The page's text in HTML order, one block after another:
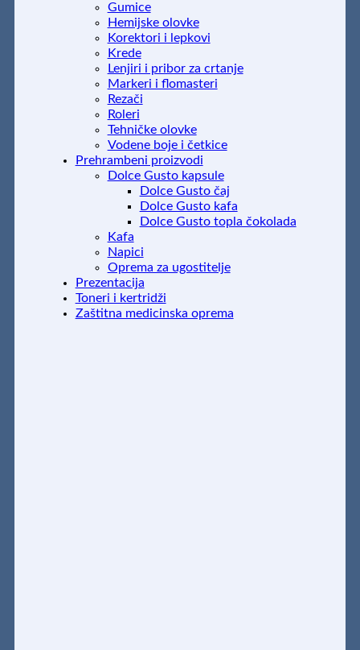
Gumice
Hemijske olovke
Korektori i lepkovi
Krede
Lenjiri i pribor za crtanje
Markeri i flomasteri
Rezači
Roleri
Tehničke olovke
Vodene boje i četkice
Prehrambeni proizvodi
Dolce Gusto kapsule
Dolce Gusto čaj
Dolce Gusto kafa
Dolce Gusto topla čokolada
Kafa
Napici
Oprema za ugostitelje
Prezentacija
Toneri i kertridži
Zaštitna medicinska oprema